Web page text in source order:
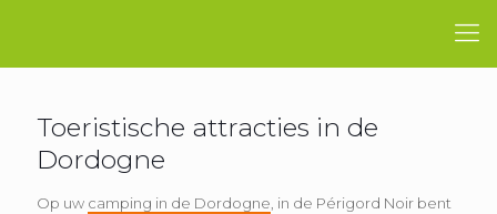
Toeristische attracties in de
Dordogne
Op uw camping in de Dordogne , in de Périgord Noir bent